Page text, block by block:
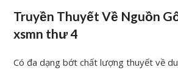
Truyền Thuyết Về Nguồn
xsmn thư 4
Có đa dạng bớt chất lượng thuyết về